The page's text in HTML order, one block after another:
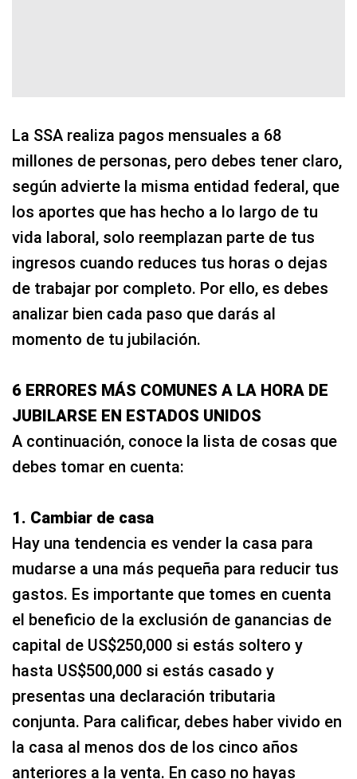
La SSA realiza pagos mensuales a 68
millones de personas, pero debes tener claro,
según advierte la misma entidad federal, que
los aportes que has hecho a lo largo de tu
vida laboral, solo reemplazan parte de tus
ingresos cuando reduces tus horas o dejas
de trabajar por completo. Por ello, es debes
analizar bien cada paso que darás al
momento de tu jubilación.
6 ERRORES MÁS COMUNES A LA HORA DE
JUBILARSE EN ESTADOS UNIDOS
A continuación, conoce la lista de cosas que
debes tomar en cuenta:
1. Cambiar de casa
Hay una tendencia es vender la casa para
mudarse a una más pequeña para reducir tus
gastos. Es importante que tomes en cuenta
el beneficio de la exclusión de ganancias de
capital de US$250,000 si estás soltero y
hasta US$500,000 si estás casado y
presentas una declaración tributaria
conjunta. Para calificar, debes haber vivido en
la casa al menos dos de los cinco años
anteriores a la venta. En caso no hayas